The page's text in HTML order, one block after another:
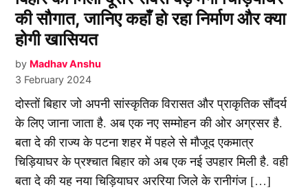
की सौगात, जानिए कहाँ हो रहा निर्माण और क्या
होगी खासियत
by Madhav Anshu
3 February 2024
दोस्तों बिहार जो अपनी सांस्कृतिक विरासत और प्राकृतिक सौंदर्य
के लिए जाना जाता है. अब एक नए सम्मोहन की ओर अग्रसर है.
बता दे की राज्य के पटना शहर में पहले से मौजूद एकमात्र
चिड़ियाघर के प्रश्चात बिहार को अब एक नई उपहार मिली है. वही
बता दे की यह नया चिड़ियाघर अररिया जिले के रानीगंज […]